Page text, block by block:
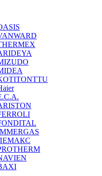
ЛЕМАКС